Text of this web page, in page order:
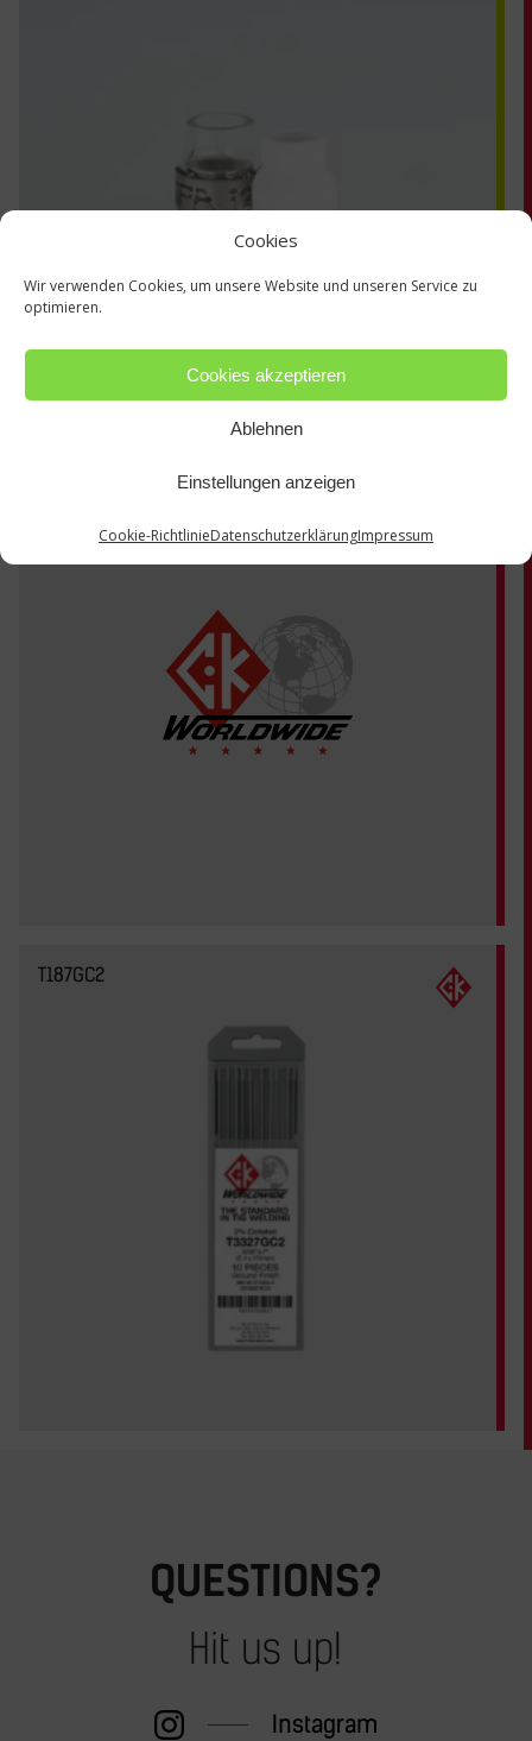
Cookies
Wir verwenden Cookies, um unsere Website und unseren Service zu
optimieren.
Cookies akzeptieren
Ablehnen
Einstellungen anzeigen
Cookie-RichtlinieDatenschutzerklärungImpressum
T187GC2
QUESTIONS?
Hit us up!
Instagram